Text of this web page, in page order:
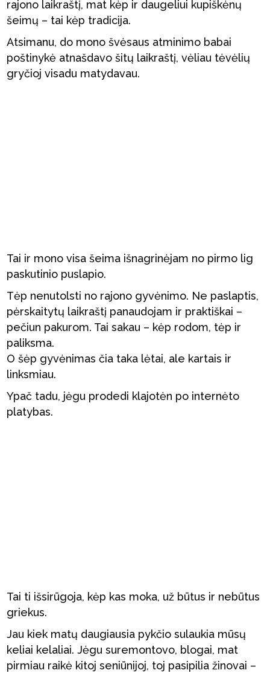
rajono laikraštį, mat kėp ir daugeliui kupiškėnų
šeimų – tai kėp tradicija.
Atsimanu, do mono švėsaus atminimo babai
poštinykė atnašdavo šitų laikraštį, vėliau tėvėlių
gryčioj visadu matydavau.
Tai ir mono visa šeima išnagrinėjam no pirmo lig
paskutinio puslapio.
Tėp nenutolsti no rajono gyvėnimo. Ne paslaptis,
pėrskaitytų laikraštį panaudojam ir praktiškai –
pečiun pakurom. Tai sakau – kėp rodom, tėp ir
paliksma.
O šėp gyvėnimas čia taka lėtai, ale kartais ir
linksmiau.
Ypač tadu, jėgu prodedi klajotėn po internėto
platybas.
Tai ti išsirūgoja, kėp kas moka, už būtus ir nebūtus
griekus.
Jau kiek matų daugiausia pykčio sulaukia mūsų
keliai kelaliai. Jėgu suremontovo, blogai, mat
pirmiau raikė kitoj seniūnijoj, toj pasipilia žinovai –